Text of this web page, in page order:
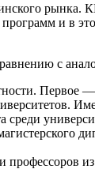
рынка.
и в
с
Первое
среди